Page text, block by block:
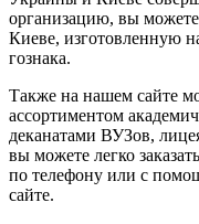
организацию, вы
Киеве, изготовленную
гознака.
Также на нашем сайте
ассортиментом
деканатами ВУЗов,
вы можете легко
по телефону или с
сайте.